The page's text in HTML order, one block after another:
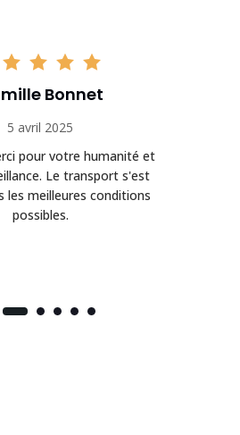
Bonnet
5 avril 2025
pour votre humanité et
Le transport s'est
les meilleures conditions
possibles.